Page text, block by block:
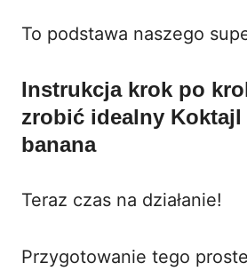
To podstawa naszego
Instrukcja krok po
zrobić idealny Koktajl
banana
Teraz czas na działanie!
Przygotowanie tego